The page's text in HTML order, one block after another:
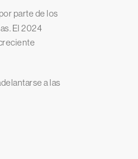
parte de los
El 2024
a las